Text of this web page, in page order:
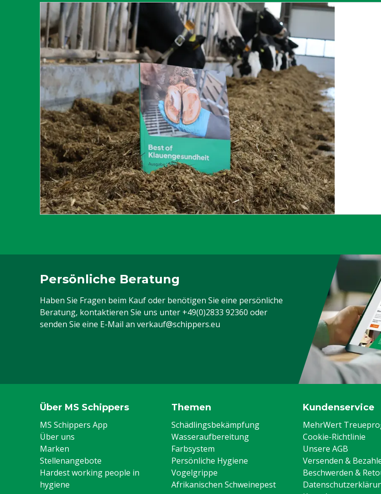
Persönliche Beratung
Haben Sie Fragen beim Kauf oder benötigen Sie eine persönliche
Beratung, kontaktieren Sie uns unter +49(0)2833 92360 oder
senden Sie eine E-Mail an verkauf@schippers.eu
Über MS Schippers
MS Schippers App
Über uns
Marken
Stellenangebote
Hardest working people in
hygiene
Themen
Schädlingsbekämpfung
Wasseraufbereitung
Farbsystem
Persönliche Hygiene
Vogelgrippe
Afrikanischen Schweinepest
Kundenservice
MehrWert
Cookie-Richtlinie
Unsere AGB
Versenden &
Beschwerden &